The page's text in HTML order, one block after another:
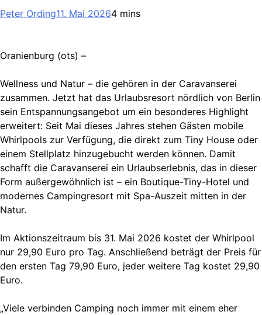
Peter Ording11. Mai 20264 mins
Oranienburg (ots) –
Wellness und Natur – die gehören in der Caravanserei
zusammen. Jetzt hat das Urlaubsresort nördlich von Berlin
sein Entspannungsangebot um ein besonderes Highlight
erweitert: Seit Mai dieses Jahres stehen Gästen mobile
Whirlpools zur Verfügung, die direkt zum Tiny House oder
einem Stellplatz hinzugebucht werden können. Damit
schafft die Caravanserei ein Urlaubserlebnis, das in dieser
Form außergewöhnlich ist – ein Boutique-Tiny-Hotel und
modernes Campingresort mit Spa-Auszeit mitten in der
Natur.
Im Aktionszeitraum bis 31. Mai 2026 kostet der Whirlpool
nur 29,90 Euro pro Tag. Anschließend beträgt der Preis für
den ersten Tag 79,90 Euro, jeder weitere Tag kostet 29,90
Euro.
„Viele verbinden Camping noch immer mit einem eher